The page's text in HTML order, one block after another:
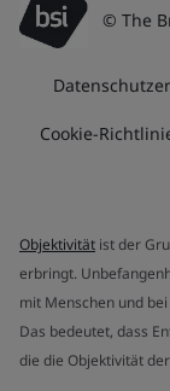
© The
Cookie-
Objektivität ist der
erbringt.
mit Menschen und
Das bedeutet, dass
die die Objektivität